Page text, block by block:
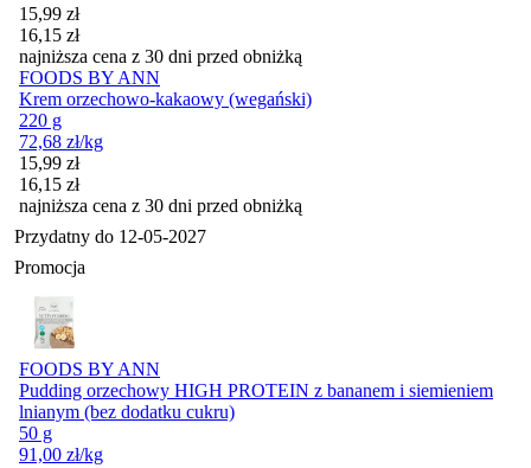
Cena promocyjna
15,99 zł
16,15 zł
najniższa cena z 30 dni przed obniżką
FOODS BY ANN
Krem orzechowo-kakaowy (wegański)
220 g
72,68 zł/kg
Cena promocyjna
15,99 zł
16,15 zł
najniższa cena z 30 dni przed obniżką
Przydatny do 12-05-2027
Promocja
FOODS BY ANN
Pudding orzechowy HIGH PROTEIN z bananem i siemieniem
lnianym (bez dodatku cukru)
50 g
91,00 zł/kg